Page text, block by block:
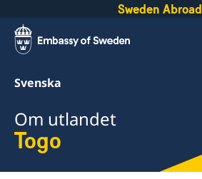
Sweden Abroad
Svenska
Om utlandet
Togo